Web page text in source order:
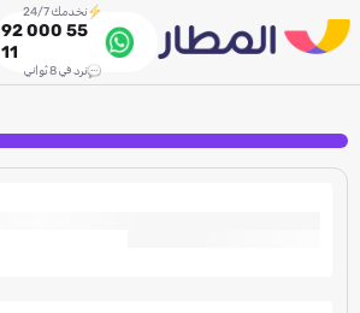
نخدمك 24/7
92 000 55
11
نرد في 8 ثواني